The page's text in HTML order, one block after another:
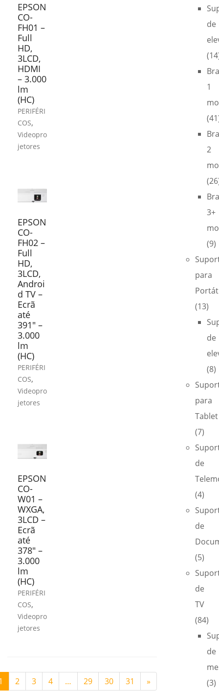
EPSON
CO-
FH01 –
Full
HD,
3LCD,
HDMI
– 3.000
lm
(HC)
PERIFÉRI
COS,
Videopro
jetores
EPSON
CO-
FH02 –
Full
HD,
3LCD,
Androi
d TV –
Ecrã
até
391″ –
3.000
lm
(HC)
PERIFÉRI
COS,
Videopro
jetores
EPSON
CO-
W01 –
WXGA,
3LCD –
Ecrã
até
378″ –
3.000
lm
(HC)
PERIFÉRI
COS,
Videopro
jetores
2 3 4 … 29 30 31
»
de
1
2
3+
(9)
para
(13)
de
(8)
para
Tablet
(7)
de
(4)
de
(5)
de
TV
(84)
de
(3)